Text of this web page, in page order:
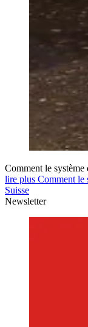
Comment le système
lire plus Comment le
Suisse
Newsletter